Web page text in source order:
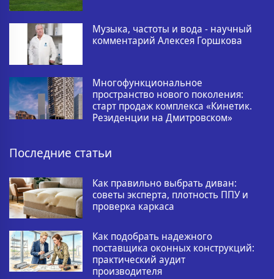
Музыка, частоты и вода - научный
комментарий Алексея Горшкова
Многофункциональное
пространство нового поколения:
старт продаж комплекса «Кинетик.
Резиденции на Дмитровском»
Последние статьи
Как правильно выбрать диван:
советы эксперта, плотность ППУ и
проверка каркаса
Как подобрать надежного
поставщика оконных конструкций:
практический аудит
производителя